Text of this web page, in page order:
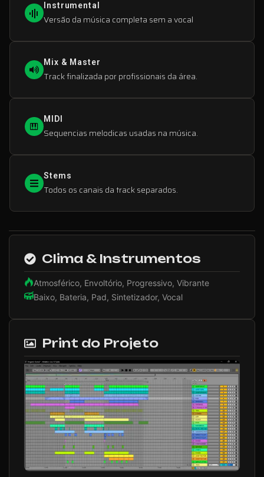
Instrumental
Versão da música completa sem a vocal
Mix & Master
Track finalizada por profissionais da área.
MIDI
Sequencias melodicas usadas na música.
Stems
Todos os canais da track separados.
Clima & Instrumentos
Atmosférico, Envoltório, Progressivo, Vibrante
Baixo, Bateria, Pad, Sintetizador, Vocal
Print do Projeto